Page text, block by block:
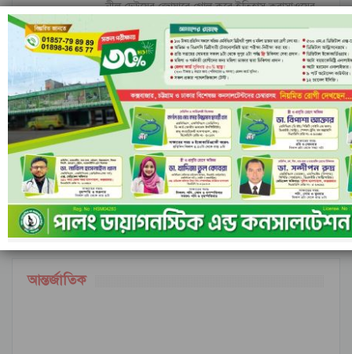
নীল ঢেউয়ের জোয়ারে গোল করে ইতিহাস কুরাসাওয়ের
রাঙামাটির বরকলে নৌকাডুবি, নিখোঁজ ১
আগের পরবর্তী ১ এর ৬,৮৪৮
আন্তর্জাতিক